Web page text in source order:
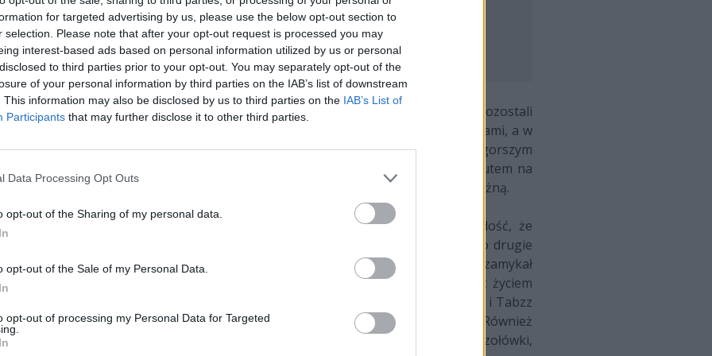
for targeted advertising by us, please use the below opt-out section to
selection. Please note that after your opt-out request is processed you may
interest-based ads based on personal information utilized by us or personal
to third parties prior to your opt-out. You may separately opt-out of the
of your personal information by third parties on the IAB’s list of downstream
This information may also be disclosed by us to third parties on the IAB’s List of
Participants that may further disclose it to other third parties.
Data Processing Opt Outs
opt-out of the Sharing of my personal data.
opt-out of the Sale of my Personal Data.
opt-out of processing my Personal Data for Targeted
TEŻ:
awans do play-offów. Przed nami kolejne mecze Polaków za granicą
– nieszczególnie szczęśliwe dla Polaków. W walce o pierwsze miejsce pozostali
DarkHydra i salvyyy. Pozostali uczestnicy musieli zadowolić się niższymi lokatami, a w
wciąż mógł jeszcze rzutem na taśmę zasiąść na fotelu wicelidera. W nieco gorszym
matematyczne szanse na podium. Tuttek walczył już tylko o wbicie się rzutem na
do tego momentu zamykał tabelę i nie miał już szans na żadną zdobycz pieniężną.
pojedynku w niezłym położeniu był reprezentant G2 Esports, który nie dość, że
swoją serię zwycięstw. Sęk w tym, że nieźle szło też jego rywalowi w walce o drugie
miał szanse nawet na fotel lidera, tym bardziej że salvyyy niespodziewanie zamykał
zmagania w piątym starciu na ostatnim miejscu, a wkrótce po tym z życiem
w czołowej czwórce zawisły na włosku. Mało tego, zarówno Deisik, jak i Tabzz
szczęście Kezmana on jako jedyny odniósł zwycięstwo w jednej z potyczek. Również
podium, ale biorąc pod uwagę różnicę punktową między zawodnikami z czołówki,